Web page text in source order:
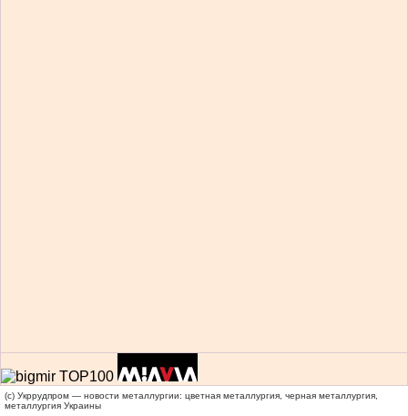
(c) Укррудпром — новости металлургии: цветная металлургия, черная металлургия,
металлургия Украины